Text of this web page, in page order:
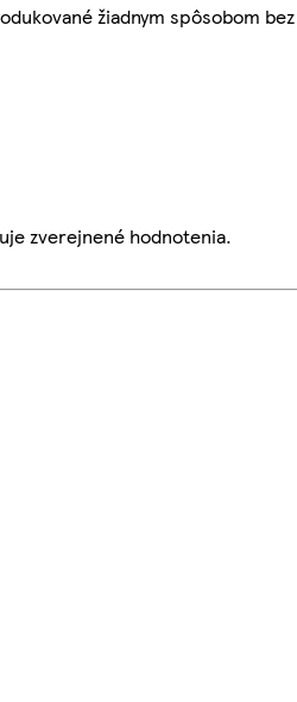
žiadnym spôsobom
zverejnené hodnotenia.